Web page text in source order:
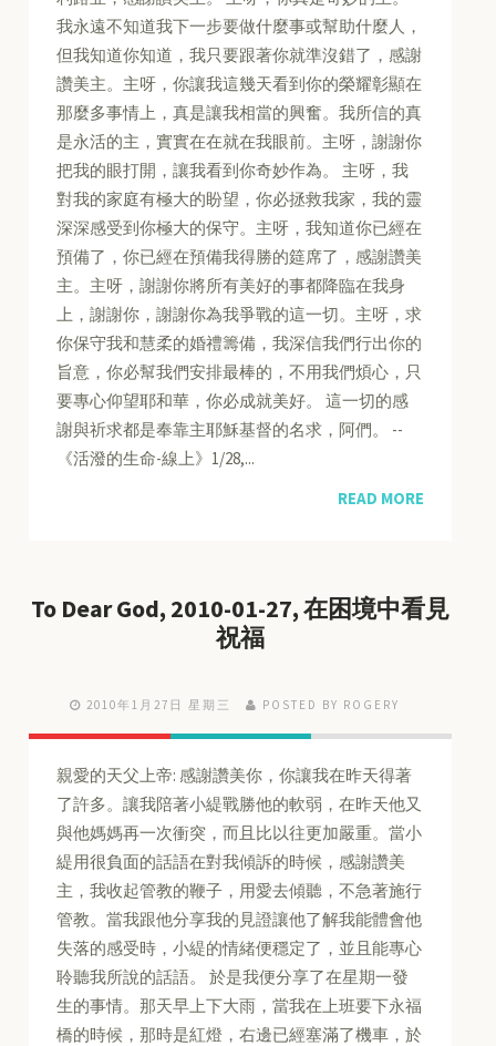
我永遠不知道我下一步要做什麼事或幫助什麼人，
但我知道你知道，我只要跟著你就準沒錯了，感謝
讚美主。主呀，你讓我這幾天看到你的榮耀彰顯在
那麼多事情上，真是讓我相當的興奮。我所信的真
是永活的主，實實在在就在我眼前。主呀，謝謝你
把我的眼打開，讓我看到你奇妙作為。 主呀，我
對我的家庭有極大的盼望，你必拯救我家，我的靈
深深感受到你極大的保守。主呀，我知道你已經在
預備了，你已經在預備我得勝的筵席了，感謝讚美
主。主呀，謝謝你將所有美好的事都降臨在我身
上，謝謝你，謝謝你為我爭戰的這一切。主呀，求
你保守我和慧柔的婚禮籌備，我深信我們行出你的
旨意，你必幫我們安排最棒的，不用我們煩心，只
要專心仰望耶和華，你必成就美好。 這一切的感
謝與祈求都是奉靠主耶穌基督的名求，阿們。 --
《活潑的生命-線上》1/28,...
READ MORE
To Dear God, 2010-01-27, 在困境中看見
祝福
2010年1月27日 星期三 POSTED BY ROGERY
親愛的天父上帝: 感謝讚美你，你讓我在昨天得著
了許多。讓我陪著小緹戰勝他的軟弱，在昨天他又
與他媽媽再一次衝突，而且比以往更加嚴重。當小
緹用很負面的話語在對我傾訴的時候，感謝讚美
主，我收起管教的鞭子，用愛去傾聽，不急著施行
管教。當我跟他分享我的見證讓他了解我能體會他
失落的感受時，小緹的情緒便穩定了，並且能專心
聆聽我所說的話語。 於是我便分享了在星期一發
生的事情。那天早上下大雨，當我在上班要下永福
橋的時候，那時是紅燈，右邊已經塞滿了機車，於